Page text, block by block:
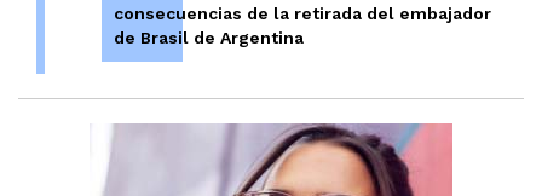
consecuencias de la retirada del embajador
de Brasil de Argentina